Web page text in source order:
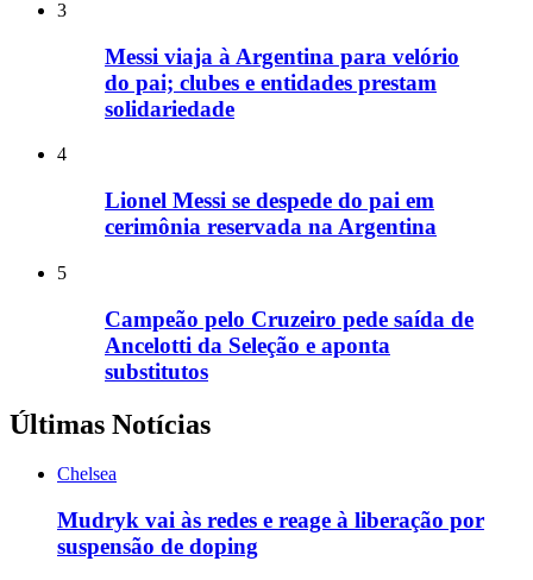
3
Messi viaja à Argentina para velório
do pai; clubes e entidades prestam
solidariedade
4
Lionel Messi se despede do pai em
cerimônia reservada na Argentina
5
Campeão pelo Cruzeiro pede saída de
Ancelotti da Seleção e aponta
substitutos
Últimas Notícias
Chelsea
Mudryk vai às redes e reage à liberação por
suspensão de doping